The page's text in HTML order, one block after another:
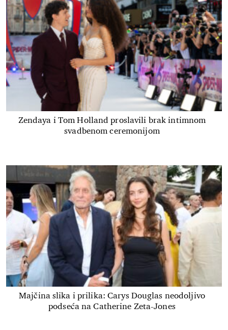
Zendaya i Tom Holland proslavili brak intimnom
svadbenom ceremonijom
Majčina slika i prilika: Carys Douglas neodoljivo
podseća na Catherine Zeta-Jones